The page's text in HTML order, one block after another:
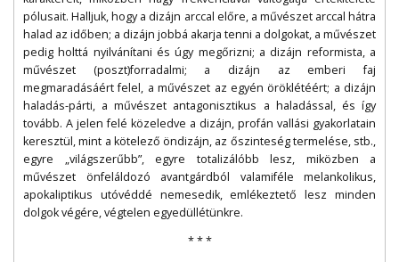
pólusait. Halljuk, hogy a dizájn arccal előre, a művészet arccal hátra
halad az időben; a dizájn jobbá akarja tenni a dolgokat, a művészet
pedig holttá nyilvánítani és úgy megőrizni; a dizájn reformista, a
művészet (poszt)forradalmi; a dizájn az emberi faj
megmaradásáért felel, a művészet az egyén öröklétéért; a dizájn
haladás-párti, a művészet antagonisztikus a haladással, és így
tovább. A jelen felé közeledve a dizájn, profán vallási gyakorlatain
keresztül, mint a kötelező öndizájn, az őszinteség termelése, stb.,
egyre „világszerűbb”, egyre totalizálóbb lesz, miközben a
művészet önfeláldozó avantgárdból valamiféle melankolikus,
apokaliptikus utóvéddé nemesedik, emlékeztető lesz minden
dolgok végére, végtelen egyedüllétünkre.
* * *